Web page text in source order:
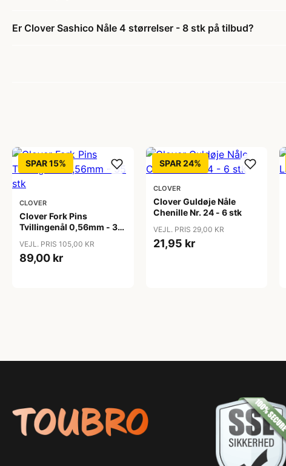
Er Clover Sashico Nåle 4 størrelser - 8 stk på tilbud?
SPAR 15%
CLOVER
Clover Fork Pins
Tvillingenål 0,56mm - 35
VEJL. PRIS 105,00 KR
89,00 kr
SPAR 24%
CLOVER
Clover Guldøje Nåle
Chenille Nr. 24 - 6 stk
VEJL. PRIS 29,00 KR
21,95 kr